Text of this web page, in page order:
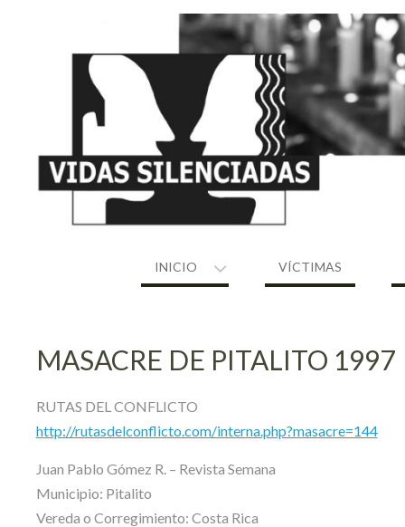
INICIO VÍCTIMAS
MASACRE DE PITALITO 1997
RUTAS DEL CONFLICTO
http://rutasdelconflicto.com/interna.php?masacre=144
Juan Pablo Gómez R. – Revista Semana
Municipio: Pitalito
Vereda o Corregimiento: Costa Rica